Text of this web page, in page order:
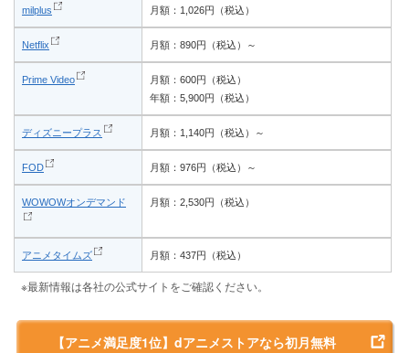
milplus 月額：1,026円（税込）
Netflix 月額：890円（税込）～
Prime Video
月額：600円（税込）
年額：5,900円（税込）
ディズニープラス 月額：1,140円（税込）～
FOD 月額：976円（税込）～
WOWOWオンデマンド 月額：2,530円（税込）
アニメタイムズ 月額：437円（税込）
※最新情報は各社の公式サイトをご確認ください。
【アニメ満足度1位】dアニメストアなら初月無料